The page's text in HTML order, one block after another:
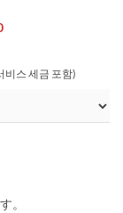
비스 세금 포함)
。